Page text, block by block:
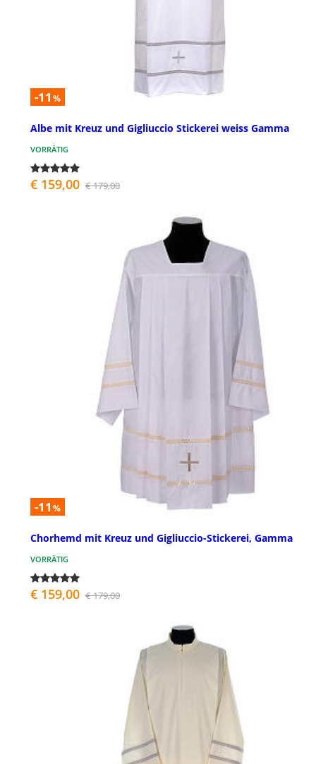
-11 %
Albe mit Kreuz und Gigliuccio Stickerei weiss Gamma
VORRÄTIG
€ 159,00 € 179,00
-11 %
Chorhemd mit Kreuz und Gigliuccio-Stickerei, Gamma
VORRÄTIG
€ 159,00 € 179,00